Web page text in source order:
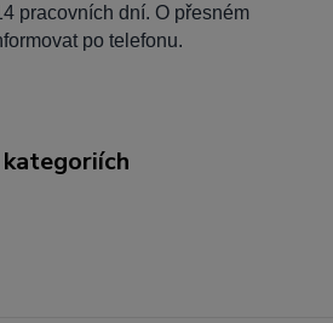
pracovních dní. O přesném
po telefonu.